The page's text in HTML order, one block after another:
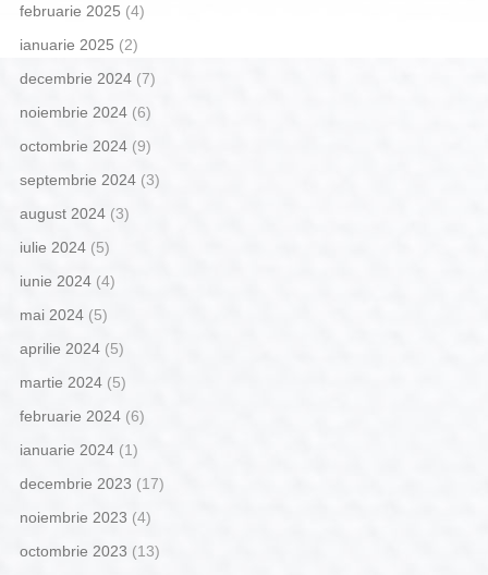
februarie 2025 (4)
ianuarie 2025 (2)
decembrie 2024(7)
noiembrie 2024(6)
octombrie 2024(9)
septembrie 2024(3)
august 2024(3)
iulie 2024(5)
iunie 2024(4)
mai 2024(5)
aprilie 2024(5)
martie 2024(5)
februarie 2024(6)
ianuarie 2024(1)
decembrie 2023 (17)
noiembrie 2023 (4)
octombrie 2023 (13)